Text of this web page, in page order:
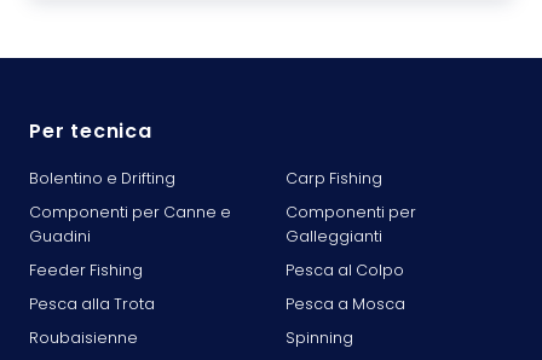
Per tecnica
Bolentino e Drifting
Carp Fishing
Componenti per Canne e
Guadini
Componenti per
Galleggianti
Feeder Fishing
Pesca al Colpo
Pesca alla Trota
Pesca a Mosca
Roubaisienne
Spinning